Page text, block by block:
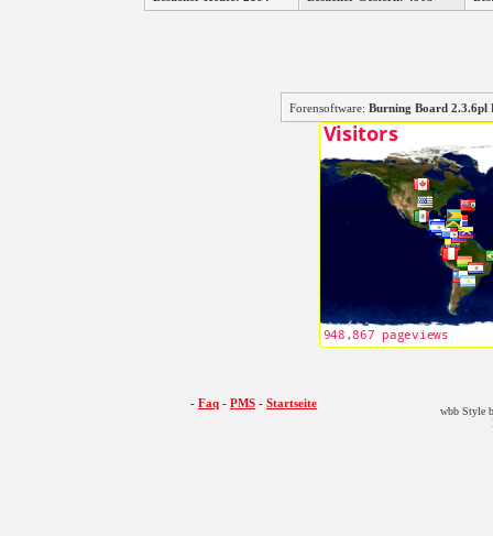
Forensoftware: Burning Board
- Faq - PMS - Startseite
wbb Style